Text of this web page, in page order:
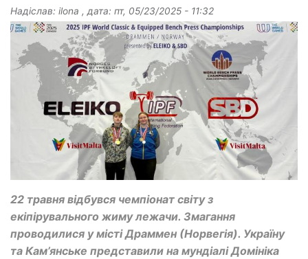
Надіслав: ilona , дата: пт, 05/23/2025 - 11:32
22 травня відбувся чемпіонат світу з
екіпірувального жиму лежачи. Змагання
проводилися у місті Драммен (Норвегія). Україну
та Кам’янське представили на мундіалі Домініка